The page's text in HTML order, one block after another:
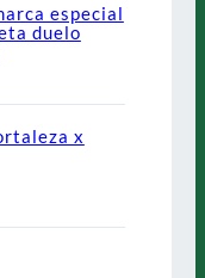
especial
duelo
x